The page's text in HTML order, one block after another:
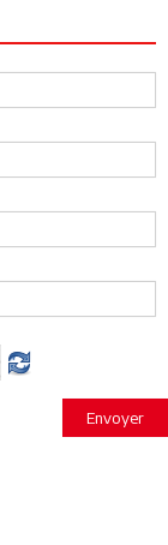
Envoyer